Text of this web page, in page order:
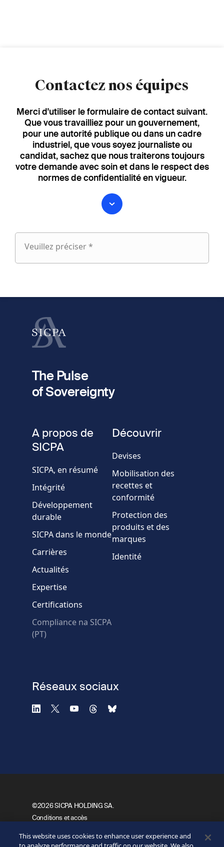
Contactez nos équipes
Merci d'utiliser le formulaire de contact suivant.
Que vous travailliez pour un gouvernement,
pour une autorité publique ou dans un cadre
industriel, que vous soyez journaliste ou
candidat, sachez que nous traiterons toujours
votre demande avec soin et dans le respect des
normes de confidentialité en vigueur.
Veuillez préciser *
Veuillez
Nom
fieldset
téléphone
Société/Organisation
Pays
Message
Échec de la vérification.
Utilisez un autre
The Pulse
of Sovereignty
A propos de
SICPA
SICPA, en résumé
Intégrité
Développement
durable
SICPA dans le monde
Carrières
Actualités
Expertise
Certifications
Compliance na SICPA
(PT)
Découvrir
Devises
Mobilisation des
recettes et
conformité
Protection des
produits et des
marques
Identité
Réseaux sociaux
Footer
Bottom
©2026 SICPA HOLDING SA.
Conditions et accès
Formulaire de confidentialité
This website uses cookies to enhance user experience and